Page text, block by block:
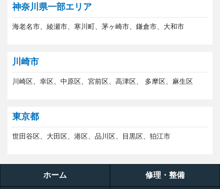
神奈川県一部エリア
海老名市、綾瀬市、寒川町、茅ヶ崎市、鎌倉市、大和市
川崎市
川崎区、幸区、中原区、宮前区、高津区、 多摩区、麻生区
東京都
世田谷区、大田区、港区、品川区、目黒区、狛江市
ホーム 修理・整備